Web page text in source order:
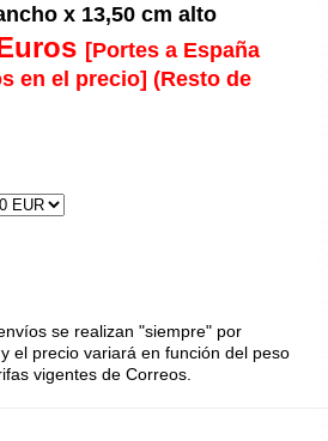
x 13,50 cm alto
[Portes a España
en el precio] (Resto de
se realizan "siempre" por
y el precio variará en función del peso
vigentes de Correos.